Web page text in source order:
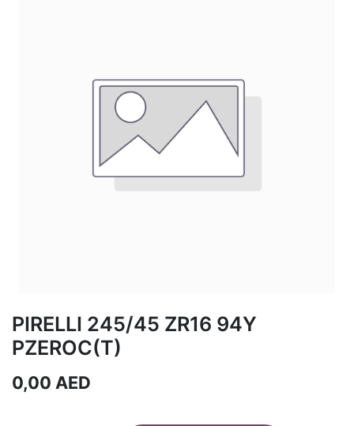
PIRELLI 245/45 ZR16 94Y
PZEROC(T)
0,00 AED